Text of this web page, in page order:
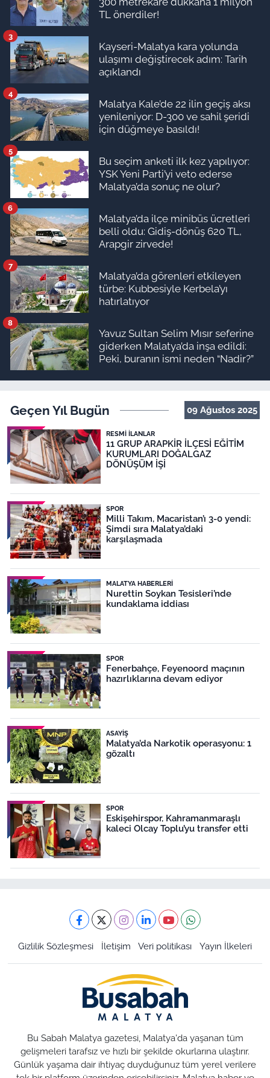
TL önerdiler!
Kayseri-Malatya kara yolunda
ulaşımı değiştirecek adım: Tarih
açıklandı
3
Malatya Kale’de 22 ilin geçiş aksı
yenileniyor: D-300 ve sahil şeridi
için düğmeye basıldı!
4
Bu seçim anketi ilk kez yapılıyor:
YSK Yeni Parti’yi veto ederse
Malatya’da sonuç ne olur?
5
Malatya’da ilçe minibüs ücretleri
belli oldu: Gidiş-dönüş 620 TL,
Arapgir zirvede!
6
Malatya’da görenleri etkileyen
türbe: Kubbesiyle Kerbela’yı
hatırlatıyor
7
Yavuz Sultan Selim Mısır seferine
giderken Malatya’da inşa edildi:
Peki, buranın ismi neden “Nadir?”
8
Geçen Yıl Bugün 09 Ağustos 2025
RESMI İLANLAR
11 GRUP ARAPKİR İLÇESİ EĞİTİM
KURUMLARI DOĞALGAZ
DÖNÜŞÜM İŞİ
SPOR
Milli Takım, Macaristan’ı 3-0 yendi:
Şimdi sıra Malatya’daki
karşılaşmada
MALATYA HABERLERI
Nurettin Soykan Tesisleri’nde
kundaklama iddiası
SPOR
Fenerbahçe, Feyenoord maçının
hazırlıklarına devam ediyor
ASAYIŞ
Malatya’da Narkotik operasyonu: 1
gözaltı
SPOR
Eskişehirspor, Kahramanmaraşlı
kaleci Olcay Toplu’yu transfer etti
Gizlilik Sözleşmesi İletişim Veri politikası Yayın İlkeleri
Bu Sabah Malatya gazetesi, Malatya'da yaşanan tüm
gelişmeleri tarafsız ve hızlı bir şekilde okurlarına ulaştırır.
Günlük yaşama dair ihtiyaç duyduğunuz tüm yerel verilere